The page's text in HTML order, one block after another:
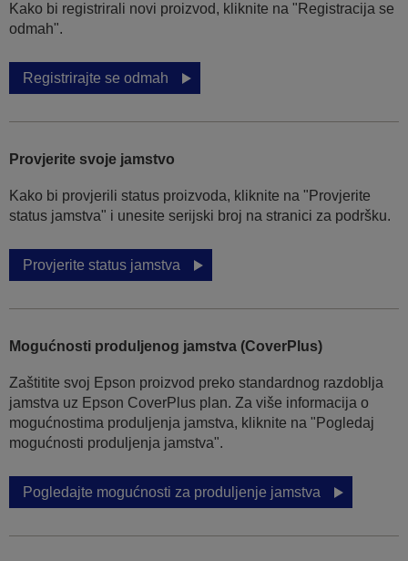
Kako bi registrirali novi proizvod, kliknite na "Registracija se
odmah".
Registrirajte se odmah
Provjerite svoje jamstvo
Kako bi provjerili status proizvoda, kliknite na "Provjerite
status jamstva" i unesite serijski broj na stranici za podršku.
Provjerite status jamstva
Mogućnosti produljenog jamstva (CoverPlus)
Zaštitite svoj Epson proizvod preko standardnog razdoblja
jamstva uz Epson CoverPlus plan. Za više informacija o
mogućnostima produljenja jamstva, kliknite na "Pogledaj
mogućnosti produljenja jamstva".
Pogledajte mogućnosti za produljenje jamstva